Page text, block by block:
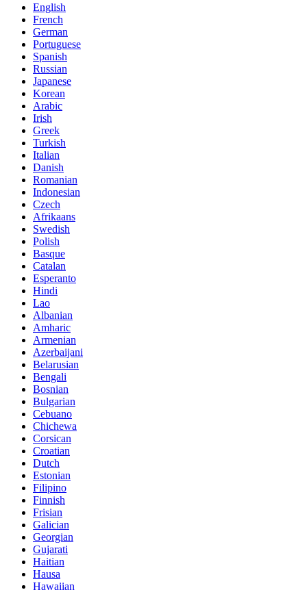
English
French
German
Portuguese
Spanish
Russian
Japanese
Korean
Arabic
Irish
Greek
Turkish
Italian
Danish
Romanian
Indonesian
Czech
Afrikaans
Swedish
Polish
Basque
Catalan
Esperanto
Hindi
Lao
Albanian
Amharic
Armenian
Azerbaijani
Belarusian
Bengali
Bosnian
Bulgarian
Cebuano
Chichewa
Corsican
Croatian
Dutch
Estonian
Filipino
Finnish
Frisian
Galician
Georgian
Gujarati
Haitian
Hausa
Hawaiian